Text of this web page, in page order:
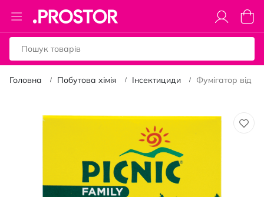
Toggle
Nav
Кошик
Головна Побутова хімія Інсектициди Фумігатор від
Перейти